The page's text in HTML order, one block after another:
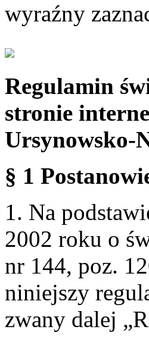
wyraźny
Regulamin
stronie
Ursynowsko-
§ 1
1. Na
2002 roku o
nr 144, poz.
niniejszy
zwany dalej